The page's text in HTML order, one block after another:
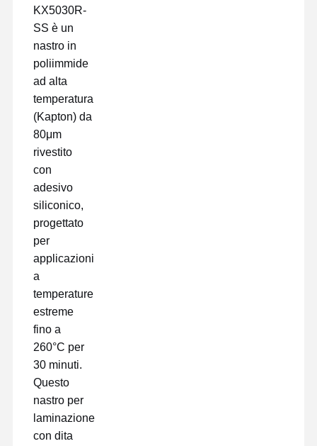
Fatory Tour
nastro per animali domestici
KX5030R-
SS è un
nastro in
poliimmide
ad alta
temperatura
(Kapton) da
80μm
rivestito
con
adesivo
siliconico,
progettato
per
applicazioni
a
temperature
estreme
fino a
260°C per
30 minuti.
Questo
nastro per
laminazione
con dita